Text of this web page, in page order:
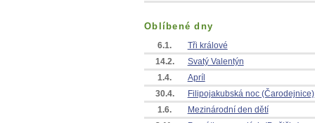
Oblíbené dny
6.1.
Tři králové
14.2.
Svatý Valentýn
1.4.
Apríl
30.4.
Filipojakubská noc (Čarodejnice)
1.6.
Mezinárodní den dětí